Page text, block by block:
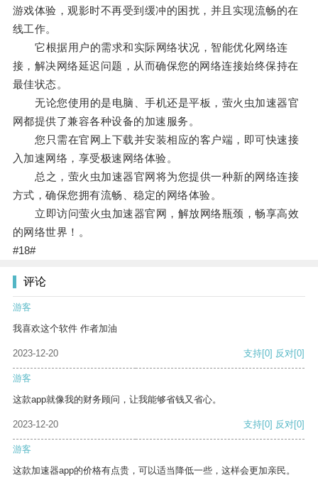
游戏体验，观影时不再受到缓冲的困扰，并且实现流畅的在
线工作。
它根据用户的需求和实际网络状况，智能优化网络连
接，解决网络延迟问题，从而确保您的网络连接始终保持在
最佳状态。
无论您使用的是电脑、手机还是平板，萤火虫加速器官
网都提供了兼容各种设备的加速服务。
您只需在官网上下载并安装相应的客户端，即可快速接
入加速网络，享受极速网络体验。
总之，萤火虫加速器官网将为您提供一种新的网络连接
方式，确保您拥有流畅、稳定的网络体验。
立即访问萤火虫加速器官网，解放网络瓶颈，畅享高效
的网络世界！。
#18#
评论
游客
我喜欢这个软件 作者加油
2023-12-20 支持[0] 反对[0]
游客
这款app就像我的财务顾问，让我能够省钱又省心。
2023-12-20 支持[0] 反对[0]
游客
这款加速器app的价格有点贵，可以适当降低一些，这样会更加亲民。